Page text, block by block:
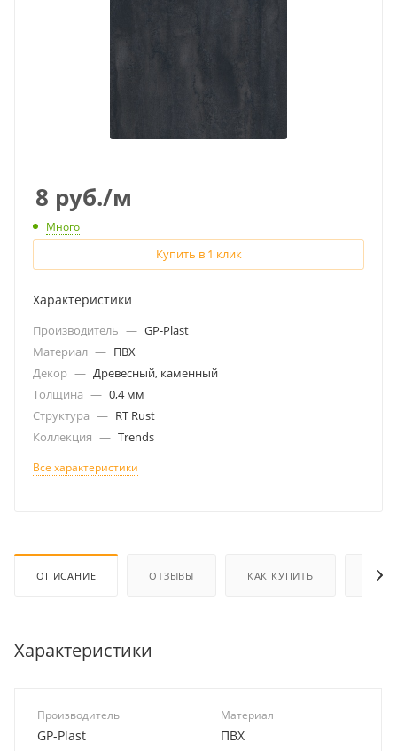
8 руб./м
Много
Купить в 1 клик
Характеристики
Производитель — GP-Plast
Материал — ПВХ
Декор — Древесный, каменный
Толщина — 0,4 мм
Структура — RT Rust
Коллекция — Trends
Все характеристики
ОПИСАНИЕ ОТЗЫВЫ КАК КУПИТЬ
Характеристики
Производитель
GP-Plast
Материал
ПВХ